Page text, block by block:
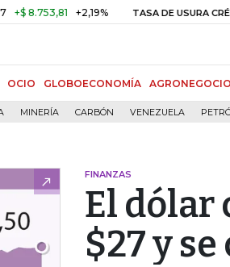
+2,19% TASA DE USURA CRÉDITO
OCIO GLOBOECONOMÍA
MINERÍA CARBÓN VENEZUELA
FINANZAS
El dólar
$27 y